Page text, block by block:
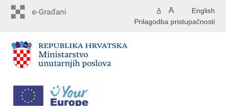
English
A A
Prilagodba pristupačnosti